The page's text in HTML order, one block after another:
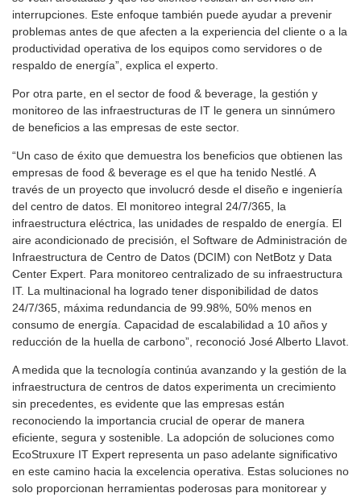
interrupciones. Este enfoque también puede ayudar a prevenir
problemas antes de que afecten a la experiencia del cliente o a la
productividad operativa de los equipos como servidores o de
respaldo de energía”, explica el experto.
Por otra parte, en el sector de food & beverage, la gestión y
monitoreo de las infraestructuras de IT le genera un sinnúmero
de beneficios a las empresas de este sector.
“Un caso de éxito que demuestra los beneficios que obtienen las
empresas de food & beverage es el que ha tenido Nestlé. A
través de un proyecto que involucró desde el diseño e ingeniería
del centro de datos. El monitoreo integral 24/7/365, la
infraestructura eléctrica, las unidades de respaldo de energía. El
aire acondicionado de precisión, el Software de Administración de
Infraestructura de Centro de Datos (DCIM) con NetBotz y Data
Center Expert. Para monitoreo centralizado de su infraestructura
IT. La multinacional ha logrado tener disponibilidad de datos
24/7/365, máxima redundancia de 99.98%, 50% menos en
consumo de energía. Capacidad de escalabilidad a 10 años y
reducción de la huella de carbono”, reconoció José Alberto Llavot.
A medida que la tecnología continúa avanzando y la gestión de la
infraestructura de centros de datos experimenta un crecimiento
sin precedentes, es evidente que las empresas están
reconociendo la importancia crucial de operar de manera
eficiente, segura y sostenible. La adopción de soluciones como
EcoStruxure IT Expert representa un paso adelante significativo
en este camino hacia la excelencia operativa. Estas soluciones no
solo proporcionan herramientas poderosas para monitorear y